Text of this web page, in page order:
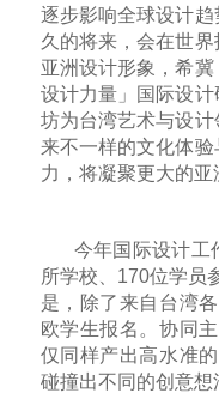
逐步影响全球设计趋
久的将来，会在世
亚洲设计形象，希
设计力量」国际设
坊为台湾艺术与设
来不一样的文化体
力，将凝聚更大的亚
今年国际设计工
所学校、170位学员
是，除了来自台湾
欧学生报名。协同
仅同样产出高水准
碰撞出不同的创意想